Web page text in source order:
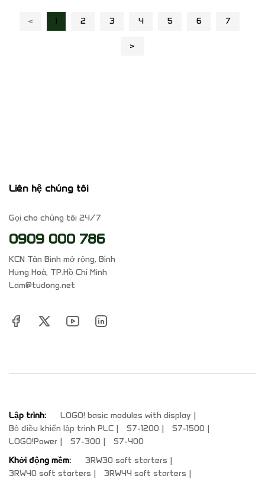
‹ 1 2 3 4 5 6 7
›
Liên hệ chúng tôi
Gọi cho chúng tôi 24/7
0909 000 786
KCN Tân Bình mở rộng, Bình
Hưng Hoà, TP.Hồ Chí Minh
Lam@tudong.net
Lập trình:
LOGO! basic modules with display
Bộ điều khiển lập trình PLC
S7-1200
S7-1500
LOGO!Power
S7-300
S7-400
Khởi động mềm:
3RW30 soft starters
3RW40 soft starters
3RW44 soft starters